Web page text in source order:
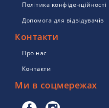
Політика конфіденційності
Допомога для відвідувачів
Контакти
Про нас
Контакти
Ми в соцмережах